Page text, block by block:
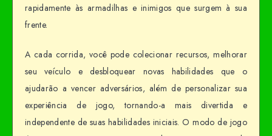
rapidamente às armadilhas e inimigos que surgem à sua
frente.
A cada corrida, você pode colecionar recursos, melhorar
seu veículo e desbloquear novas habilidades que o
ajudarão a vencer adversários, além de personalizar sua
experiência de jogo, tornando-a mais divertida e
independente de suas habilidades iniciais. O modo de jogo